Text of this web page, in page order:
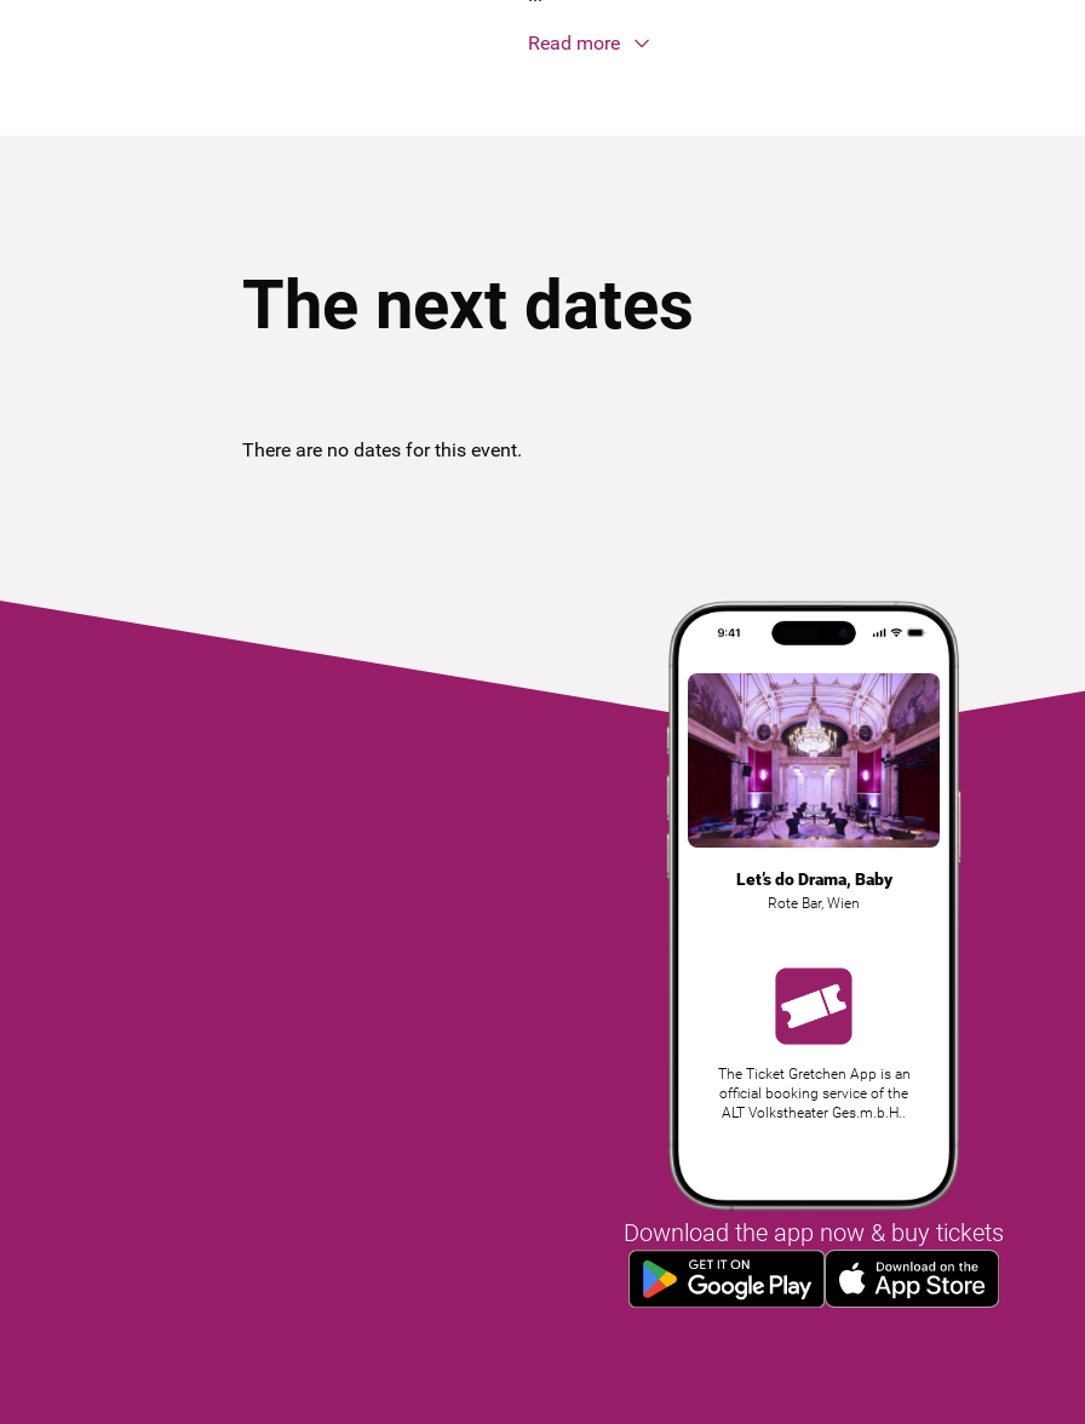
Read more
The next dates
There are no dates for this event.
Let’s do Drama, Baby
Rote Bar, Wien
The Ticket Gretchen App is an
official booking service of the
ALT Volkstheater Ges.m.b.H..
Download the app now & buy tickets